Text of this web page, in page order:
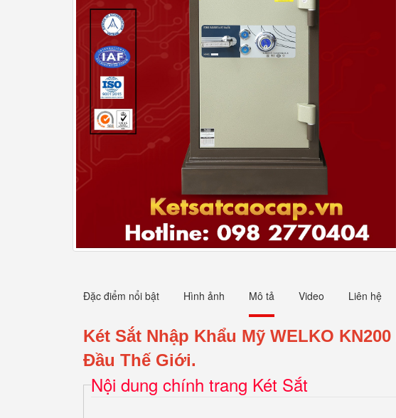
Đặc điểm nổi bật Hình ảnh Mô tả Video Liên hệ
Két Sắt Nhập Khẩu Mỹ WELKO KN200
Đầu Thế Giới.
Nội dung chính trang Két Sắt